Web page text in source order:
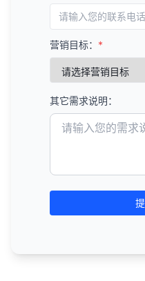
营销目标： *
其它需求说明：